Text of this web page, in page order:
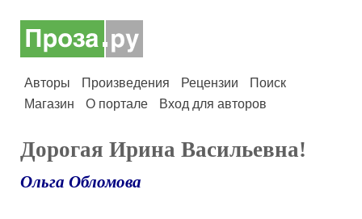
Авторы Произведения Рецензии
Поиск
Магазин
О портале Вход для авторов
Дорогая Ирина Васильевна!
Ольга Обломова